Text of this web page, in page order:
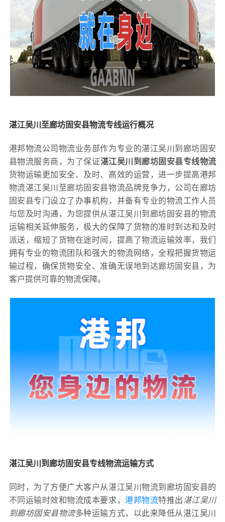
湛江吴川至廊坊固安县物流专线运行概况
港邦物流公司物流业务部作为专业的湛江吴川到廊坊固安
县物流服务商，为了保证湛江吴川到廊坊固安县专线物流
货物运输更加安全、及时、高效的运营，进一步提高港邦
物流湛江吴川至廊坊固安县物流品牌竞争力，公司在廊坊
固安县专门设立了办事机构，并备有专业的物流工作人员
与您及时沟通，为您提供从湛江吴川到廊坊固安县的物流
运输相关延伸服务，极大的保障了货物的准时到达和及时
派送，缩短了货物在途时间，提高了物流运输效率，我们
拥有专业的物流团队和强大的物流网络，全程把握货物运
输过程，确保货物安全、准确无误地到达廊坊固安县，为
客户提供可靠的物流保障。
湛江吴川到廊坊固安县专线物流运输方式
同时，为了方便广大客户从湛江吴川物流到廊坊固安县的
不同运输时效和物流成本要求，港邦物流特推出 湛江吴川
到廊坊固安县物流多种运输方式，以此来降低从湛江吴川